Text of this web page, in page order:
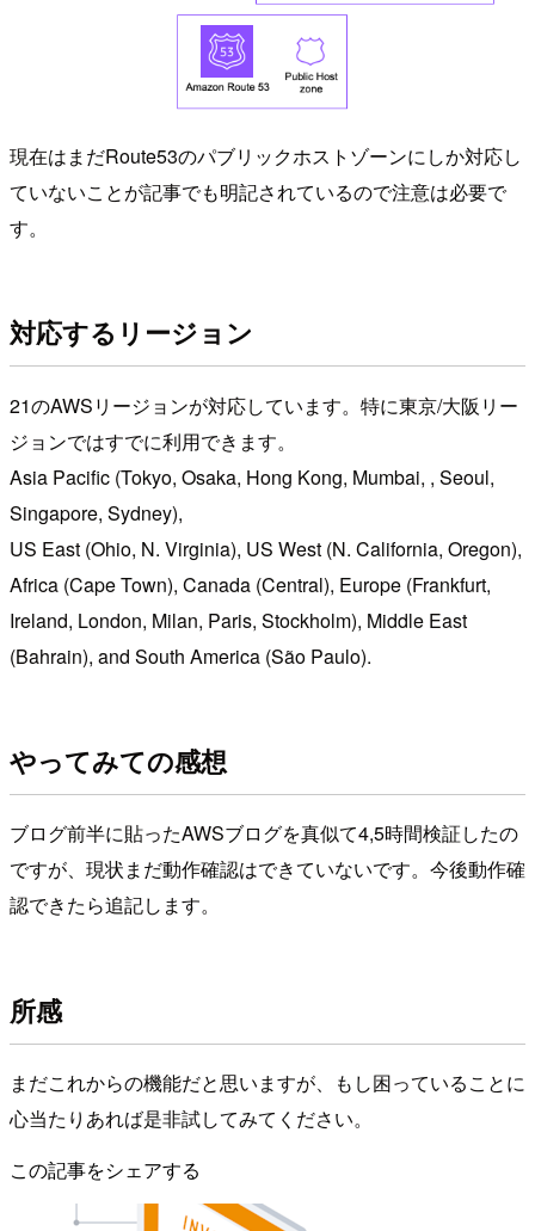
現在はまだRoute53のパブリックホストゾーンにしか対応し
ていないことが記事でも明記されているので注意は必要で
す。
対応するリージョン
21のAWSリージョンが対応しています。特に東京/大阪リー
ジョンではすでに利用できます。
Asia Pacific (Tokyo, Osaka, Hong Kong, Mumbai, , Seoul,
Singapore, Sydney),
US East (Ohio, N. Virginia), US West (N. California, Oregon),
Africa (Cape Town), Canada (Central), Europe (Frankfurt,
Ireland, London, Milan, Paris, Stockholm), Middle East
(Bahrain), and South America (São Paulo).
やってみての感想
ブログ前半に貼ったAWSブログを真似て4,5時間検証したの
ですが、現状まだ動作確認はできていないです。今後動作確
認できたら追記します。
所感
まだこれからの機能だと思いますが、もし困っていることに
心当たりあれば是非試してみてください。
この記事をシェアする